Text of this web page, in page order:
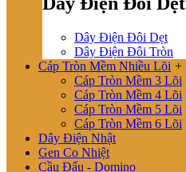
Dây Điện Đôi Dẹt
Dây Điện Đôi Tròn
Cáp Tròn Mềm Nhiều Lõi +
Cáp Tròn Mềm 3 Lõi
Cáp Tròn Mềm 4 Lõi
Cáp Tròn Mềm 5 Lõi
Cáp Tròn Mềm 6 Lõi
Dây Điện Nhật
Gen Co Nhiệt
Cầu Đấu - Domino